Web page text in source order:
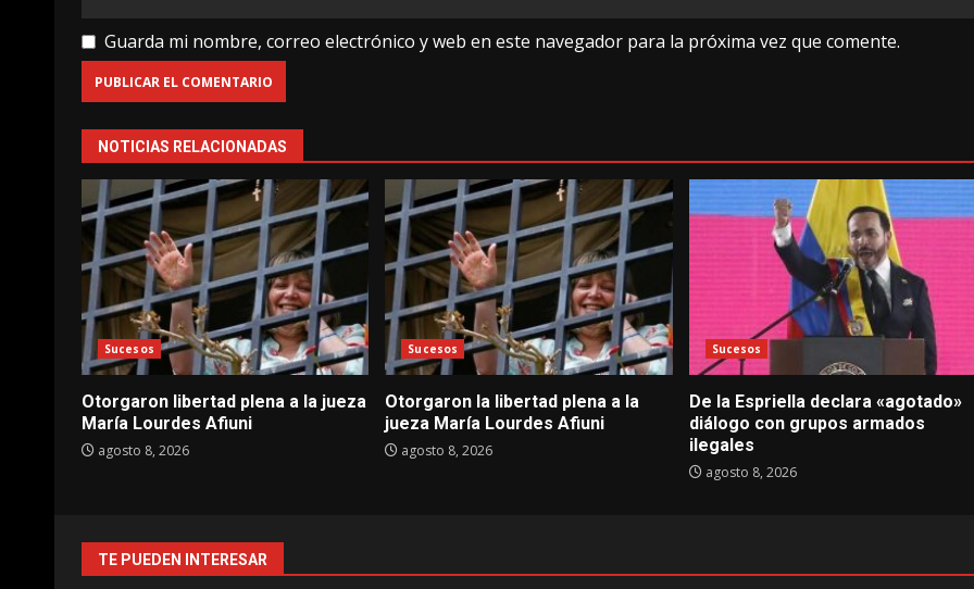
Guarda mi nombre, correo electrónico y web en este navegador para la próxima vez que comente.
NOTICIAS RELACIONADAS
Sucesos
Otorgaron libertad plena a la jueza
María Lourdes Afiuni
agosto 8, 2026
Sucesos
Otorgaron la libertad plena a la
jueza María Lourdes Afiuni
agosto 8, 2026
Sucesos
De la Espriella declara «agotado»
diálogo con grupos armados
ilegales
agosto 8, 2026
TE PUEDEN INTERESAR